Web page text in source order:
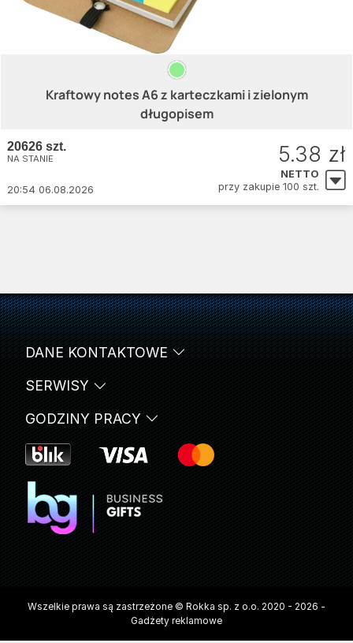
Kraftowy notes A6 z karteczkami i zielonym
długopisem
20626 szt.
NA STANIE
20:54 06.08.2026
5.38 zł
NETTO
przy zakupie 100 szt.
SERWISY
DANE KONTAKTOWE
GODZINY PRACY
Wszelkie prawa są zastrzeżone © Rokka sp. z o.o. 2020 - 2026 -
Gadżety reklamowe